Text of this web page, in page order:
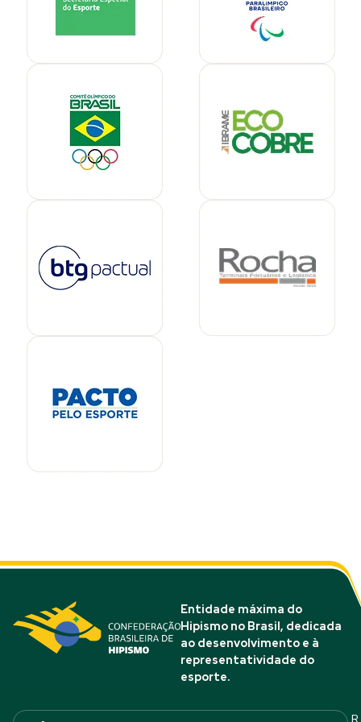
Entidade máxima do
Hipismo no Brasil, dedicada
ao desenvolvimento e à
representatividade do
esporte.